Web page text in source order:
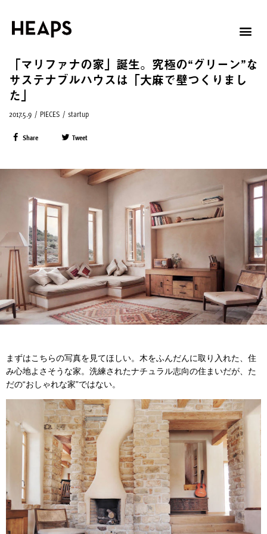
「マリファナの家」誕生。究極の“グリーン”な
サステナブルハウスは「大麻で壁つくりまし
た」
2017.5.9 / PIECES / startup
Share Tweet
まずはこちらの写真を見てほしい。木をふんだんに取り入れた、住
み心地よさそうな家。洗練されたナチュラル志向の住まいだが、た
だの“おしゃれな家”ではない。